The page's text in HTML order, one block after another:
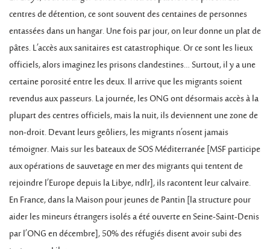
centres de détention, ce sont souvent des centaines de personnes
entassées dans un hangar. Une fois par jour, on leur donne un plat de
pâtes. L’accès aux sanitaires est catastrophique. Or ce sont les lieux
officiels, alors imaginez les prisons clandestines… Surtout, il y a une
certaine porosité entre les deux. Il arrive que les migrants soient
revendus aux passeurs. La journée, les ONG ont désormais accès à la
plupart des centres officiels, mais la nuit, ils deviennent une zone de
non-droit. Devant leurs geôliers, les migrants n’osent jamais
témoigner. Mais sur les bateaux de SOS Méditerranée [MSF participe
aux opérations de sauvetage en mer des migrants qui tentent de
rejoindre l’Europe depuis la Libye, ndlr], ils racontent leur calvaire.
En France, dans la Maison pour jeunes de Pantin [la structure pour
aider les mineurs étrangers isolés a été ouverte en Seine-Saint-Denis
par l’ONG en décembre], 50% des réfugiés disent avoir subi des